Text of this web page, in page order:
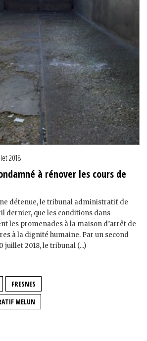
2018
à rénover les cours de
détenue, le tribunal administratif de
dernier, que les conditions dans
les promenades à la maison d’arrêt de
à la dignité humaine. Par un second
juillet 2018, le tribunal (...)
FRESNES
MELUN